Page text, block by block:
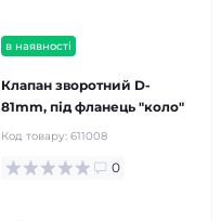
в наявності
Клапан зворотний D-
81mm, під фланець "коло"
Код товару: 611008
0